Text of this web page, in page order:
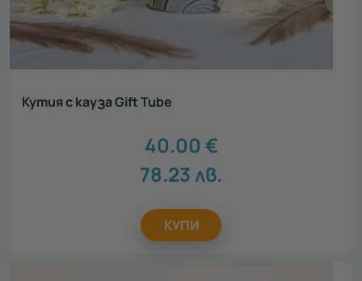
Кутия с кауза Gift Tube
40.00 €
78.23лв.
КУПИ